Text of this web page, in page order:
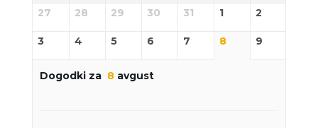
27 28 29 30 31 1 2
3 4 5 6 7 8 9
Dogodki za 8avgust